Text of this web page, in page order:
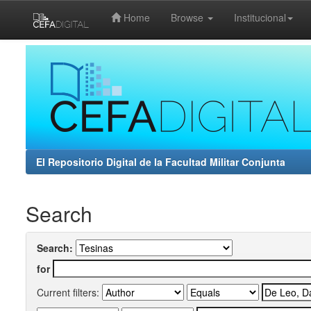
Home Browse Institucional
El Repositorio Digital de la Facultad Militar Conjunta
Search
Search:
for
Current filters: